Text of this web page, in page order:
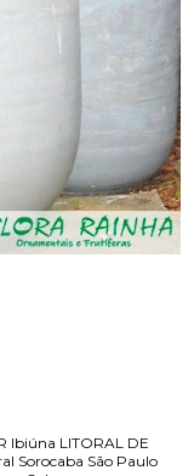
Ibiúna LITORAL DE
Sorocaba São Paulo